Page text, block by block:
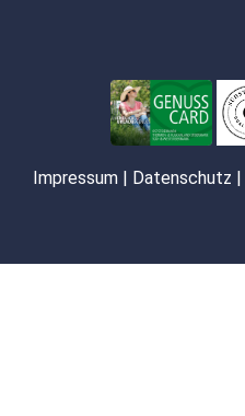
Impressum| Datenschutz |